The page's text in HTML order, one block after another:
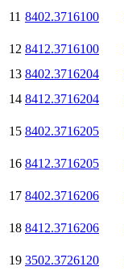
11 8402.3716100
12 8412.3716100
13 8402.3716204
14 8412.3716204
15 8402.3716205
16 8412.3716205
17 8402.3716206
18 8412.3716206
19 3502.3726120